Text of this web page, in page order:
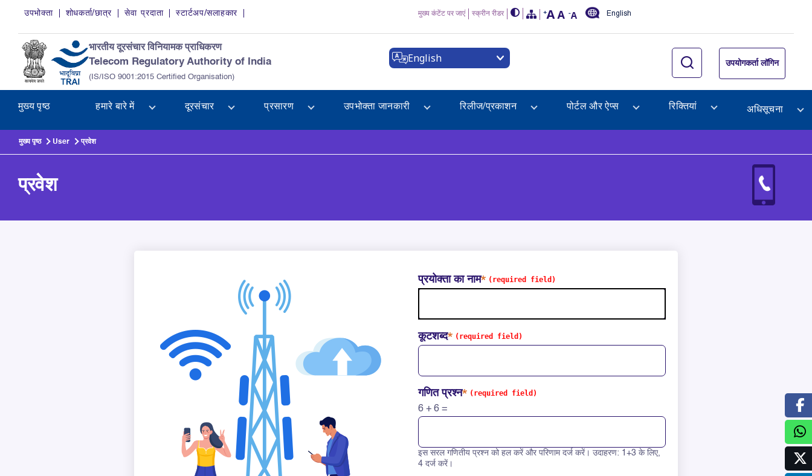
Skip to main content
उपभोक्ता शोधकर्ता/छात्र सेवा प्रदाता स्टार्टअप/सलाहकार मुख्य कंटेंट पर जाएं स्क्रीन रीडर English
भारतीय दूरसंचार विनियामक प्राधिकरण
Telecom Regulatory Authority of India
(IS/ISO 9001:2015 Certified Organisation)
English उपयोगकर्ता लॉगिन
मुख्य पृष्ठ हमारे बारे में दूरसंचार प्रसारण उपभोक्ता जानकारी रिलीज/प्रकाशन पोर्टल और ऐप्स रिक्तियां अधिसूचना
मुख्य पृष्ठ User प्रवेश
प्रवेश
प्रयोक्ता का नाम
कूटशब्द
गणित प्रश्न
6 + 6 =
Solve this math question: 6 + 6 =
इस सरल गणितीय प्रश्न को हल करें और परिणाम दर्ज करें। उदाहरण: 1+3 के लिए,
4 दर्ज करें।